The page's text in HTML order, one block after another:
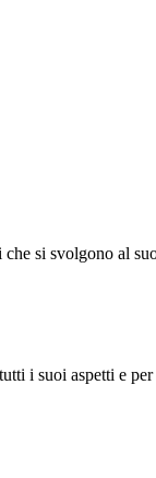
si svolgono al
i suoi aspetti e